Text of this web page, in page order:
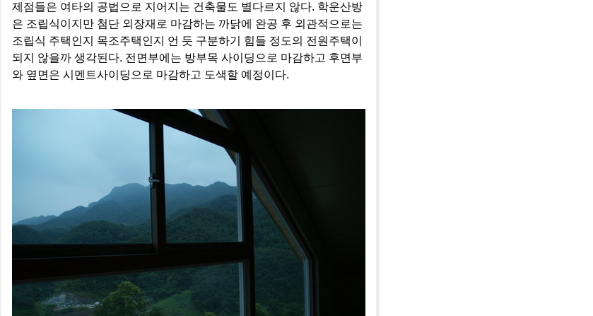
제점들은 여타의 공법으로 지어지는 건축물도 별다르지 않다. 학운산방
은 조립식이지만 첨단 외장재로 마감하는 까닭에 완공 후 외관적으로는
조립식 주택인지 목조주택인지 언 듯 구분하기 힘들 정도의 전원주택이
되지 않을까 생각된다. 전면부에는 방부목 사이딩으로 마감하고 후면부
와 옆면은 시멘트사이딩으로 마감하고 도색할 예정이다.